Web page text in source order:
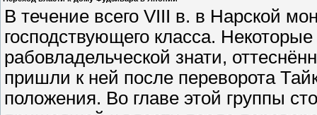
В течение всего VIII в. в Нарской
господствующего класса.
рабовладельческой знати,
пришли к ней после переворота
положения. Во главе этой группы